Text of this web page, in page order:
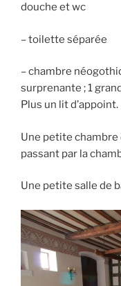
douche et wc
– toilette séparée
– chambre
surprenante ; 1
Plus un lit d’appoint.
Une petite chambre
passant par la
Une petite salle de